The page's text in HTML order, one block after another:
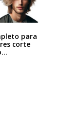
para
corte